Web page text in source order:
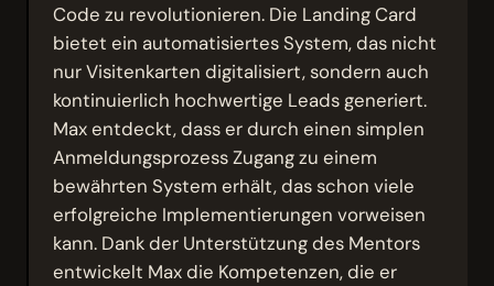
Code zu revolutionieren. Die Landing Card
bietet ein automatisiertes System, das nicht
nur Visitenkarten digitalisiert, sondern auch
kontinuierlich hochwertige Leads generiert.
Max entdeckt, dass er durch einen simplen
Anmeldungsprozess Zugang zu einem
bewährten System erhält, das schon viele
erfolgreiche Implementierungen vorweisen
kann. Dank der Unterstützung des Mentors
entwickelt Max die Kompetenzen, die er